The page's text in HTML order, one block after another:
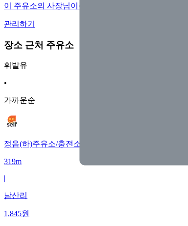
이 주유소의 사장님이신가요?
관리하기
장소 근처 주유소
휘발유
•
가까운순
정읍(하)주유소/충전소
319m
|
남산리
1,845원